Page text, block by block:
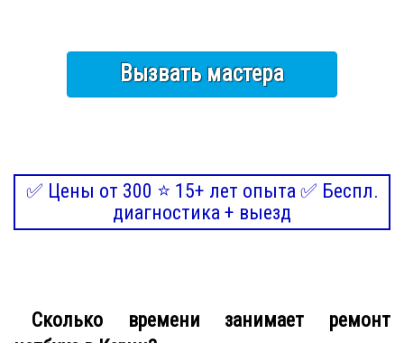
Вызвать мастера
✅ Цены от 300 ⭐ 15+ лет опыта ✅ Беспл.
диагностика + выезд
Сколько времени занимает ремонт